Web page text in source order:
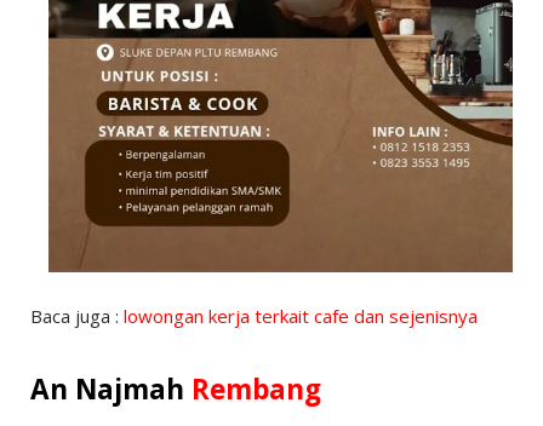
Baca juga : lowongan kerja terkait cafe dan sejenisnya
An Najmah Rembang